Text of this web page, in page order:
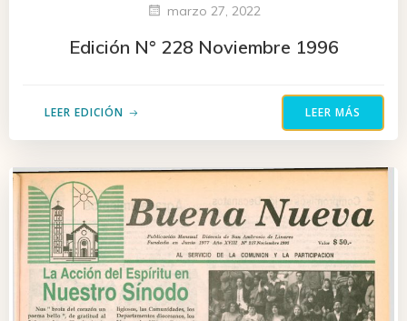
marzo 27, 2022
Edición N° 228 Noviembre 1996
LEER EDICIÓN LEER MÁS